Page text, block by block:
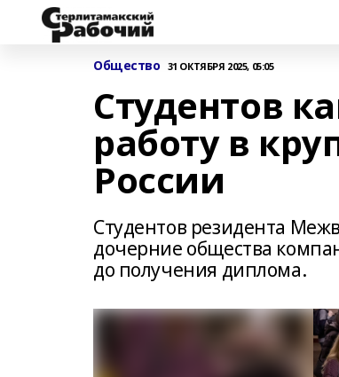
Общество 31 ОКТЯБРЯ 2025, 05:05
Студентов
работу в
России
Студентов резидента
дочерние общества
до получения диплома.